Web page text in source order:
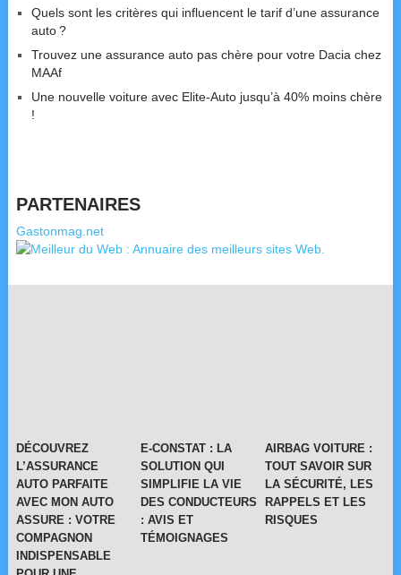
Quels sont les critères qui influencent le tarif d’une assurance
auto ?
Trouvez une assurance auto pas chère pour votre Dacia chez
MAAf
Une nouvelle voiture avec Elite-Auto jusqu’à 40% moins chère
!
PARTENAIRES
Gastonmag.net
DÉCOUVREZ
L’ASSURANCE
AUTO PARFAITE
AVEC MON AUTO
ASSURE : VOTRE
COMPAGNON
INDISPENSABLE
E-CONSTAT : LA
SOLUTION QUI
SIMPLIFIE LA VIE
DES CONDUCTEURS
: AVIS ET
TÉMOIGNAGES
AIRBAG VOITURE :
TOUT SAVOIR SUR
LA SÉCURITÉ, LES
RAPPELS ET LES
RISQUES